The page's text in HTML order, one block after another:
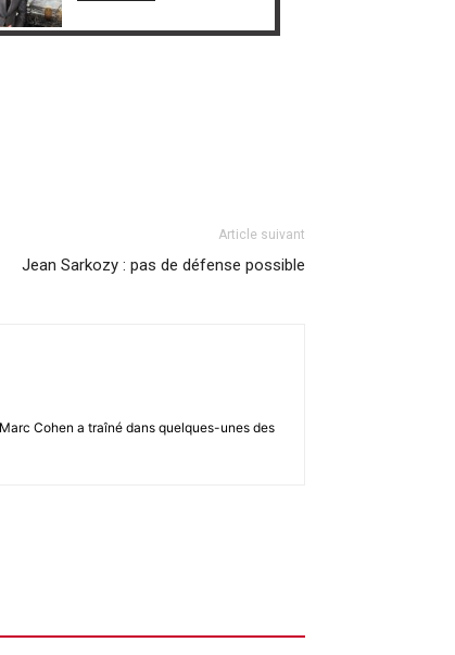
Article suivant
Jean Sarkozy : pas de défense possible
Cohen a traîné dans quelques-unes des